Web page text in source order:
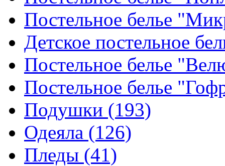
Постельное белье
Детское постельное
Постельное белье
Постельное белье
Подушки (193)
Одеяла (126)
Пледы (41)